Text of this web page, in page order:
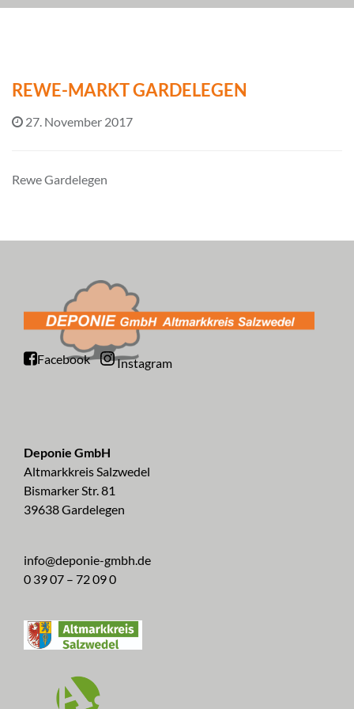
REWE-MARKT GARDELEGEN
27. November 2017
Rewe Gardelegen
Facebook Instagram
Deponie GmbH
Altmarkkreis Salzwedel
Bismarker Str. 81
39638 Gardelegen
info@deponie-gmbh.de
0 39 07 – 72 09 0